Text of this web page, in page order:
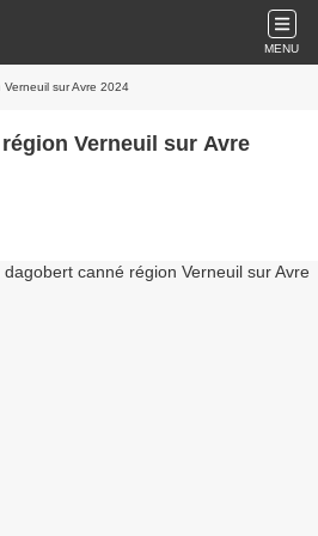
MENU
sur Avre 2024
Verneuil sur Avre